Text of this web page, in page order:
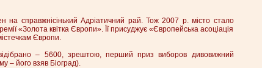
справжнісінький Адріатичний рай. Тож 2007 р. місто стало
«Золота квітка Європи». Її присуджує «Європейська асоціація
Європи.
– 5600, зрештою, перший приз виборов дивовижний
– його взяв Біоград).